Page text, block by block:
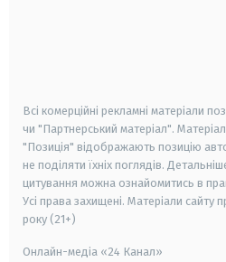
Всі комерційні рекламні матеріали
чи "Партнерський матеріал".
"Позиція" відображають позицію
не поділяти їхніх поглядів.
цитування можна ознайомитись в
Усі права захищені. Матеріали сайту
року (21+)
Онлайн-медіа «24 Канал»